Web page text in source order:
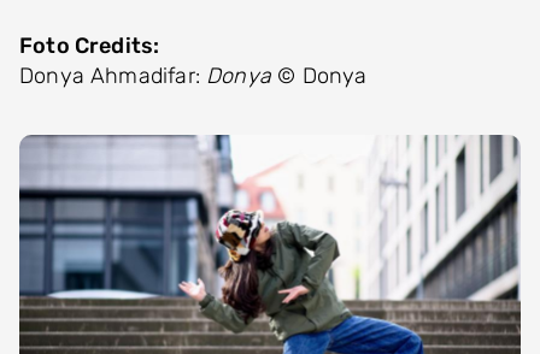
Foto Credits:
Donya Ahmadifar: Donya© Donya